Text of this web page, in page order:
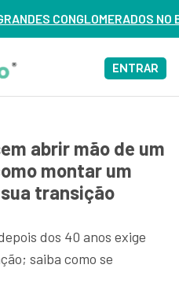
NO BRASIL?
ENTRAR
abrir mão de um
montar um
transição
dos 40 anos exige
saiba como se